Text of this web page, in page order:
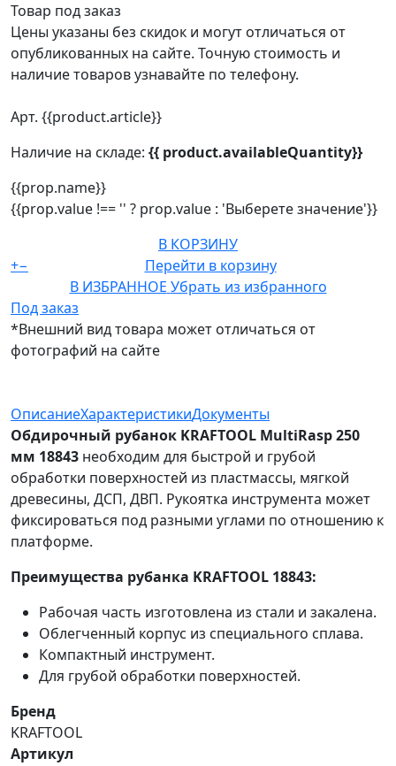
Товар под заказ
Цены указаны без скидок и могут отличаться от
опубликованных на сайте. Точную стоимость и
наличие товаров узнавайте по телефону.
Арт. {{product.article}}
Наличие на складе: {{ product.availableQuantity}}
{{prop.name}}
{{prop.value !== '' ? prop.value : 'Выберете значение'}}
В КОРЗИНУ
+−
Перейти в корзину
В ИЗБРАННОЕ Убрать из избранного
Под заказ
*Внешний вид товара может отличаться от
фотографий на сайте
ОписаниеХарактеристикиДокументы
Обдирочный рубанок KRAFTOOL MultiRasp 250
мм 18843 необходим для быстрой и грубой
обработки поверхностей из пластмассы, мягкой
древесины, ДСП, ДВП. Рукоятка инструмента может
фиксироваться под разными углами по отношению к
платформе.
Преимущества рубанка KRAFTOOL 18843:
Рабочая часть изготовлена из стали и закалена.
Облегченный корпус из специального сплава.
Компактный инструмент.
Для грубой обработки поверхностей.
Бренд
KRAFTOOL
Артикул